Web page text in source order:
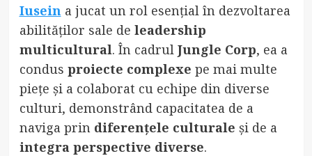
Iusein a jucat un rol esențial în dezvoltarea
abilităților sale de leadership
multicultural. În cadrul Jungle Corp, ea a
condus proiecte complexe pe mai multe
piețe și a colaborat cu echipe din diverse
culturi, demonstrând capacitatea de a
naviga prin diferențele culturale și de a
integra perspective diverse.